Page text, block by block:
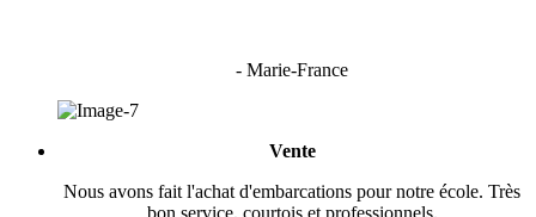
- Marie-France
Vente
Nous avons fait l'achat d'embarcations pour notre école. Très
bon service, courtois et professionnels.